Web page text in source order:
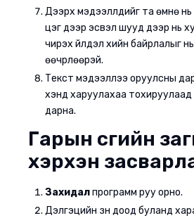
Дээрх мэдээллүүдийг та өмнө
цэг дээр эсвэл шууд дээр нь
чирэх үйлдэл хийн байрлалыг
өөчрлөөрэй.
Текст мэдээллээ оруулсны
хэнд харуулахаа тохируулаад
дарна.
Гарын үсгийн
хэрхэн
Захидалпрограмм руу орно.
Дэлгэцийн зүүн доод буланд